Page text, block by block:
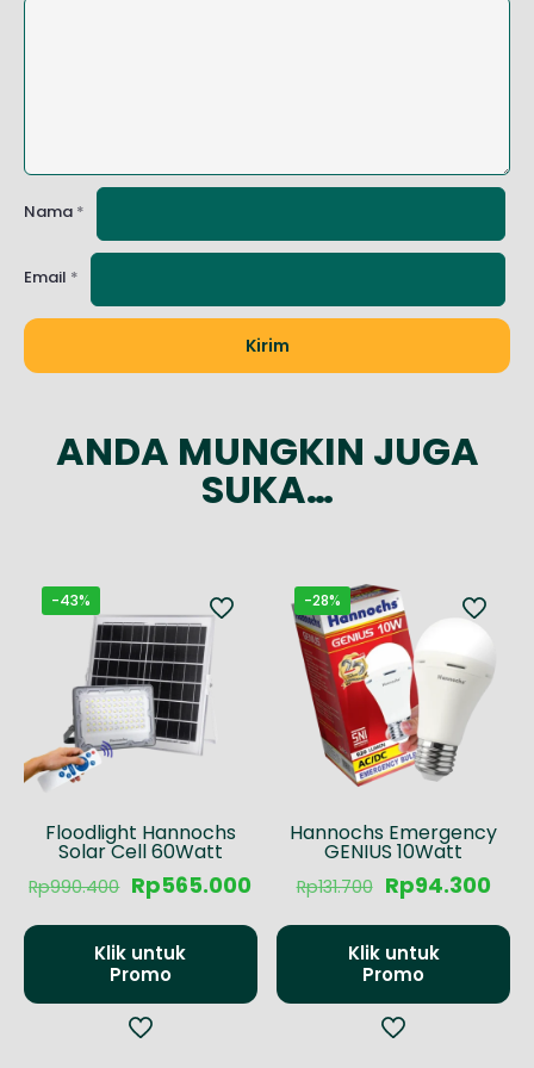
Nama *
Email *
ANDA MUNGKIN JUGA
SUKA…
-43%
Floodlight Hannochs
Solar Cell 60Watt
Rp990.400 Harga
aslinya
adalah:
Rp990.400.
Rp565.000 Harga
ini
Rp565.000.
Klik untuk
Promo
-28%
Hannochs Emergency
GENIUS 10Watt
Rp131.700 Harga
aslinya
adalah:
Rp131.700.
Rp94.300
ini
Klik untuk
Promo